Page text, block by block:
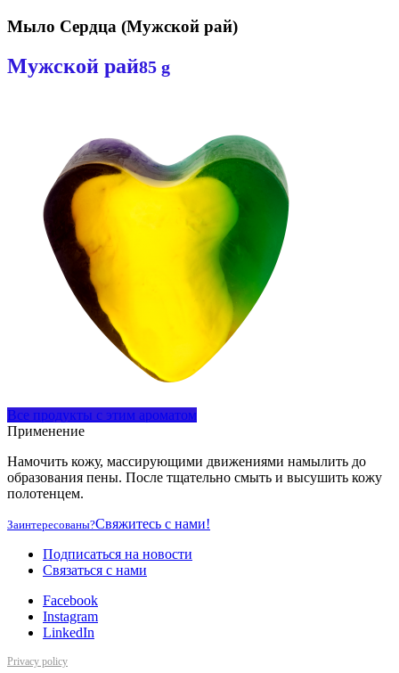
Мыло Сердца (Мужской рай)
Мужской рай85 g
Все продукты с этим ароматом
Применение
Намочить кожу, массирующими движениями намылить до
образования пены. После тщательно смыть и высушить кожу
полотенцем.
Заинтересованы?Свяжитесь с нами!
Подписаться на новости
Cвязаться с нами
Facebook
Instagram
LinkedIn
Privacy policy